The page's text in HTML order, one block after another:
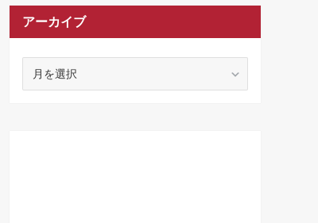
アーカイブ